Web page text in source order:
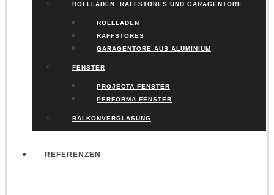
ROLLLÄDEN, RAFFSTORES UND GARAGENTORE
ROLLLADEN
RAFFSTORES
GARAGENTORE AUS ALUMINIUM
FENSTER
PROJECTA FENSTER
PERFORMA FENSTER
BALKONVERGLASUNG
REFERENZEN